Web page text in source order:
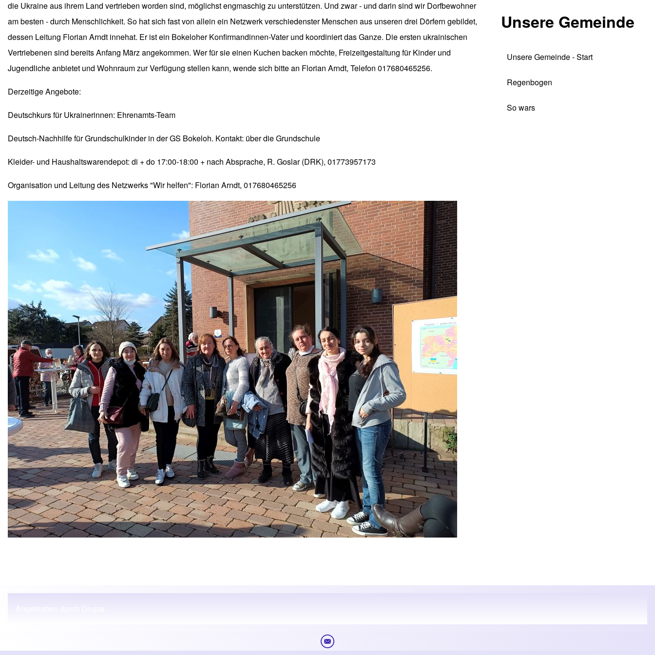
die Ukraine aus ihrem Land vertrieben worden sind, möglichst engmaschig zu unterstützen. Und zwar - und darin sind wir Dorfbewohner
am besten - durch Menschlichkeit. So hat sich fast von allein ein Netzwerk verschiedenster Menschen aus unseren drei Dörfern gebildet,
dessen Leitung Florian Arndt innehat. Er ist ein Bokeloher Konfirmandinnen-Vater und koordiniert das Ganze. Die ersten ukrainischen
Vertriebenen sind bereits Anfang März angekommen. Wer für sie einen Kuchen backen möchte, Freizeitgestaltung für Kinder und
Jugendliche anbietet und Wohnraum zur Verfügung stellen kann, wende sich bitte an Florian Arndt, Telefon 017680465256.
Derzeitige Angebote:
Deutschkurs für Ukrainerinnen: Ehrenamts-Team
Deutsch-Nachhilfe für Grundschulkinder in der GS Bokeloh. Kontakt: über die Grundschule
Kleider- und Haushaltswarendepot: di + do 17:00-18:00 + nach Absprache, R. Goslar (DRK), 01773957173
Organisation und Leitung des Netzwerks "Wir helfen": Florian Arndt, 017680465256
Unsere Gemeinde
Unsere Gemeinde - Start
Regenbogen
So wars